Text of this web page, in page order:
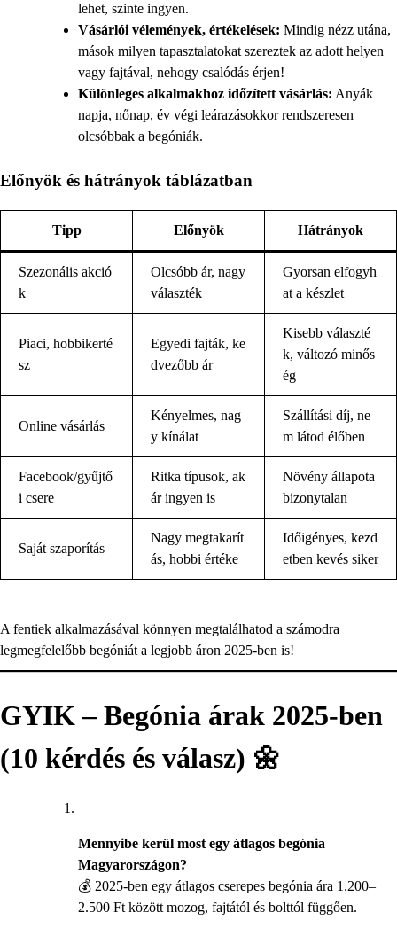
lehet, szinte ingyen.
Vásárlói vélemények, értékelések: Mindig nézz utána,
mások milyen tapasztalatokat szereztek az adott helyen
vagy fajtával, nehogy csalódás érjen!
Különleges alkalmakhoz időzített vásárlás: Anyák
napja, nőnap, év végi leárazásokkor rendszeresen
olcsóbbak a begóniák.
Előnyök és hátrányok táblázatban
Tipp Előnyök Hátrányok
Szezonális akció
k
Olcsóbb ár, nagy
választék
Gyorsan elfogyh
at a készlet
Piaci, hobbikerté
sz
Egyedi fajták, ke
dvezőbb ár
Kisebb választé
k, változó minős
ég
Online vásárlás
Kényelmes, nag
y kínálat
Szállítási díj, ne
m látod élőben
Facebook/gyűjtő
i csere
Ritka típusok, ak
ár ingyen is
Növény állapota
bizonytalan
Saját szaporítás
Nagy megtakarít
ás, hobbi értéke
Időigényes, kezd
etben kevés siker
A fentiek alkalmazásával könnyen megtalálhatod a számodra
legmegfelelőbb begóniát a legjobb áron 2025-ben is!
GYIK – Begónia árak 2025-ben
(10 kérdés és válasz) 🌼
Mennyibe kerül most egy átlagos begónia
Magyarországon?
💰 2025-ben egy átlagos cserepes begónia ára 1.200–
2.500 Ft között mozog, fajtától és bolttól függően.